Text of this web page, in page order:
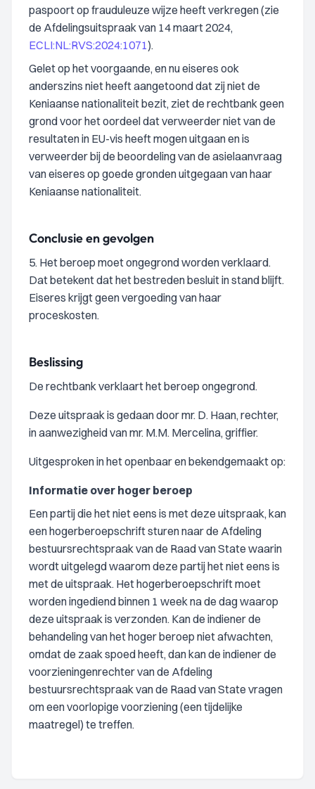
paspoort op frauduleuze wijze heeft verkregen (zie
de Afdelingsuitspraak van 14 maart 2024,
ECLI:NL:RVS:2024:1071).
Gelet op het voorgaande, en nu eiseres ook
anderszins niet heeft aangetoond dat zij niet de
Keniaanse nationaliteit bezit, ziet de rechtbank geen
grond voor het oordeel dat verweerder niet van de
resultaten in EU-vis heeft mogen uitgaan en is
verweerder bij de beoordeling van de asielaanvraag
van eiseres op goede gronden uitgegaan van haar
Keniaanse nationaliteit.
Conclusie en gevolgen
5. Het beroep moet ongegrond worden verklaard.
Dat betekent dat het bestreden besluit in stand blijft.
Eiseres krijgt geen vergoeding van haar
proceskosten.
Beslissing
De rechtbank verklaart het beroep ongegrond.
Deze uitspraak is gedaan door mr. D. Haan, rechter,
in aanwezigheid van mr. M.M. Mercelina, griffier.
Uitgesproken in het openbaar en bekendgemaakt op:
Informatie over hoger beroep
Een partij die het niet eens is met deze uitspraak, kan
een hogerberoepschrift sturen naar de Afdeling
bestuursrechtspraak van de Raad van State waarin
wordt uitgelegd waarom deze partij het niet eens is
met de uitspraak. Het hogerberoepschrift moet
worden ingediend binnen 1 week na de dag waarop
deze uitspraak is verzonden. Kan de indiener de
behandeling van het hoger beroep niet afwachten,
omdat de zaak spoed heeft, dan kan de indiener de
voorzieningenrechter van de Afdeling
bestuursrechtspraak van de Raad van State vragen
om een voorlopige voorziening (een tijdelijke
maatregel) te treffen.